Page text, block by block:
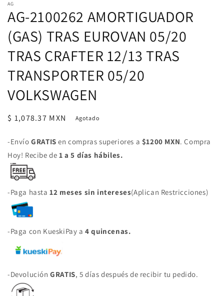
multimedia
1
en
ventana
modal
AG
AG-2100262 AMORTIGUADOR
(GAS) TRAS EUROVAN 05/20
TRAS CRAFTER 12/13 TRAS
TRANSPORTER 05/20
VOLKSWAGEN
Precio
$ 1,078.37 MXN Agotado
-EnvíoGRATIS en compras superiores a $1200 MXN. Compra
Hoy! Recibe de 1 a 5 días hábiles.
-Paga hasta12 meses sin intereses(Aplican Restricciones)
-Paga con KueskiPay a4 quincenas.
-DevoluciónGRATIS, 5 días después de recibir tu pedido.